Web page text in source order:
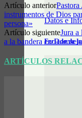
Datos e
Feriado de
Artículo anterior
instrumentos de Dios
persona»
Artículo siguienteJura a
a la bandera en
ARTÍCULOS